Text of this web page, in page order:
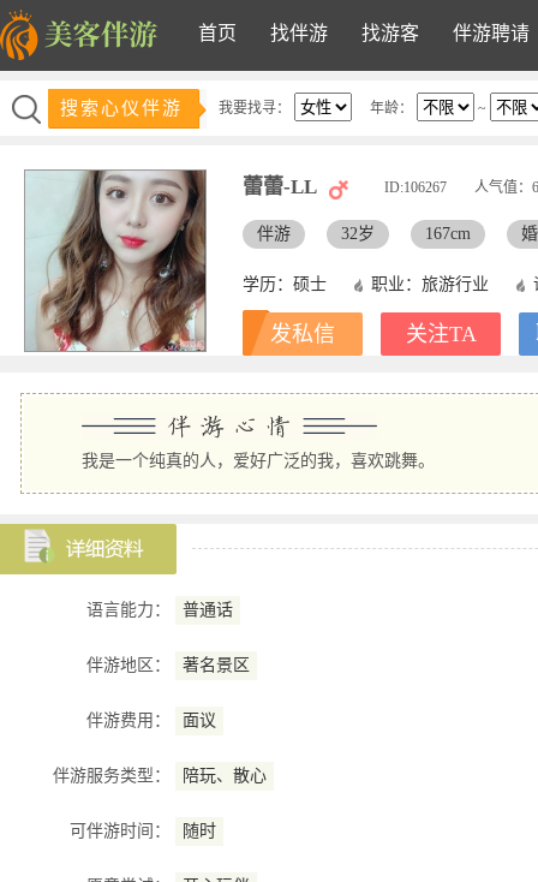
首页 找伴游 找游客 伴游聘请
搜索心仪伴游 我要找寻： 年龄： ~
蕾蕾-LL ID:106267 人气值：
伴游 32岁 167cm
学历：硕士 职业：旅游行业
发私信 关注TA
我是一个纯真的人，爱好广泛的我，喜欢跳舞。
语言能力： 普通话
伴游地区： 著名景区
伴游费用： 面议
伴游服务类型： 陪玩、散心
可伴游时间： 随时